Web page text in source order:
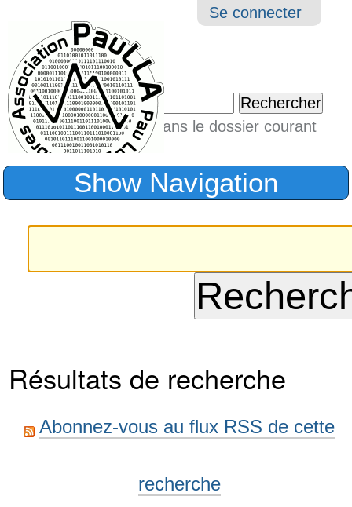
Outils
Se connecter
Chercher par
Seulement dans le dossier courant
Recherche
Show Navigation
Résultats de recherche
Abonnez-vous au flux RSS de cette
recherche